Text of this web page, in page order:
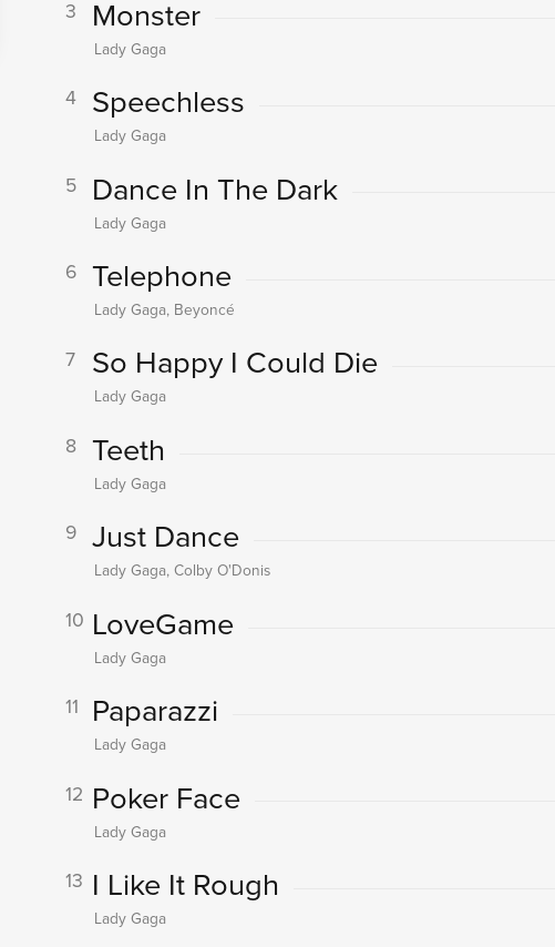
3 Monster
Lady Gaga
4 Speechless
Lady Gaga
5 Dance In The Dark
Lady Gaga
6 Telephone
Lady Gaga, Beyoncé
7 So Happy I Could Die
Lady Gaga
8 Teeth
Lady Gaga
9 Just Dance
Lady Gaga, Colby O'Donis
10 LoveGame
Lady Gaga
11 Paparazzi
Lady Gaga
12 Poker Face
Lady Gaga
13 I Like It Rough
Lady Gaga